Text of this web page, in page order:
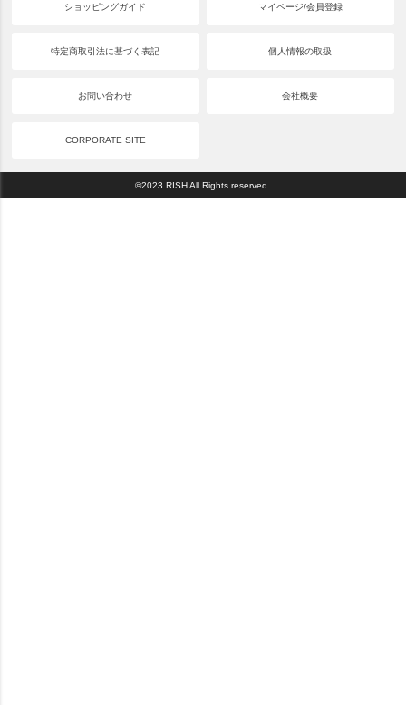
ショッピングガイド マイページ/会員登録
特定商取引法に基づく表記 個人情報の取扱
お問い合わせ 会社概要
CORPORATE SITE
©2023 RISH All Rights reserved.